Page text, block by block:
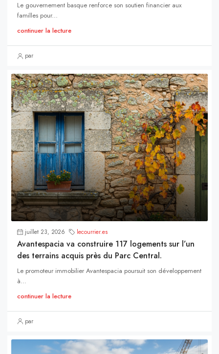
Le gouvernement basque renforce son soutien financier aux
familles pour...
continuer la lecture
par
juillet 23, 2026 lecourrier.es
Avantespacia va construire 117 logements sur l’un
des terrains acquis près du Parc Central.
Le promoteur immobilier Avantespacia poursuit son développement
à...
continuer la lecture
par